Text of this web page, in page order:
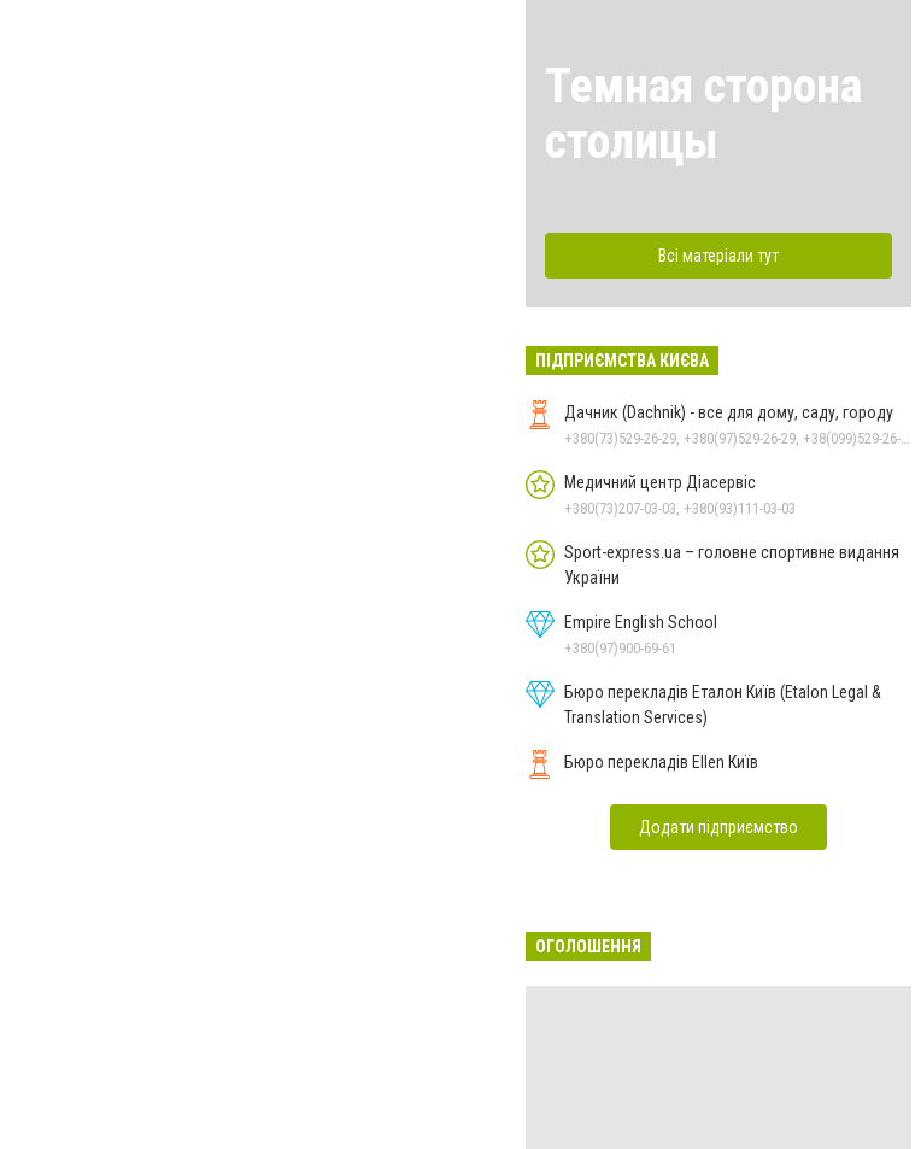
Темная сторона
столицы
Всі матеріали тут
ПІДПРИЄМСТВА КИЄВА
Дачник (Dachnik) - все для дому, саду, городу
Медичний центр Діасервіс
+380(73)207-03-03, +380(93)111-03-03
Sport-express.ua – головне спортивне видання
України
Empire English School
+380(97)900-69-61
Бюро перекладів Еталон Київ (Etalon Legal &
Translation Services)
Бюро перекладів Ellen Київ
Додати підприємство
ОГОЛОШЕННЯ